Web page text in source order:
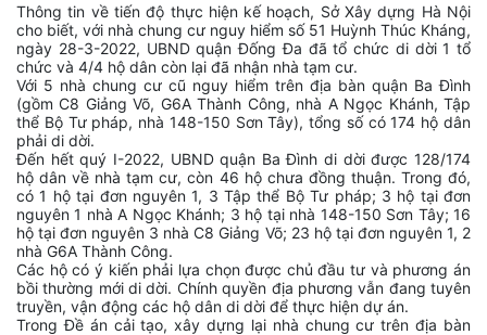
Thông tin về tiến độ thực hiện kế hoạch, Sở Xây dựng Hà Nội
cho biết, với nhà chung cư nguy hiểm số 51 Huỳnh Thúc Kháng,
ngày 28-3-2022, UBND quận Đống Đa đã tổ chức di dời 1 tổ
chức và 4/4 hộ dân còn lại đã nhận nhà tạm cư.
Với 5 nhà chung cư cũ nguy hiểm trên địa bàn quận Ba Đình
(gồm C8 Giảng Võ, G6A Thành Công, nhà A Ngọc Khánh, Tập
thể Bộ Tư pháp, nhà 148-150 Sơn Tây), tổng số có 174 hộ dân
phải di dời.
Đến hết quý I-2022, UBND quận Ba Đình di dời được 128/174
hộ dân về nhà tạm cư, còn 46 hộ chưa đồng thuận. Trong đó,
có 1 hộ tại đơn nguyên 1, 3 Tập thể Bộ Tư pháp; 3 hộ tại đơn
nguyên 1 nhà A Ngọc Khánh; 3 hộ tại nhà 148-150 Sơn Tây; 16
hộ tại đơn nguyên 3 nhà C8 Giảng Võ; 23 hộ tại đơn nguyên 1, 2
nhà G6A Thành Công.
Các hộ có ý kiến phải lựa chọn được chủ đầu tư và phương án
bồi thường mới di dời. Chính quyền địa phương vẫn đang tuyên
truyền, vận động các hộ dân di dời để thực hiện dự án.
Trong Đề án cải tạo, xây dựng lại nhà chung cư trên địa bàn